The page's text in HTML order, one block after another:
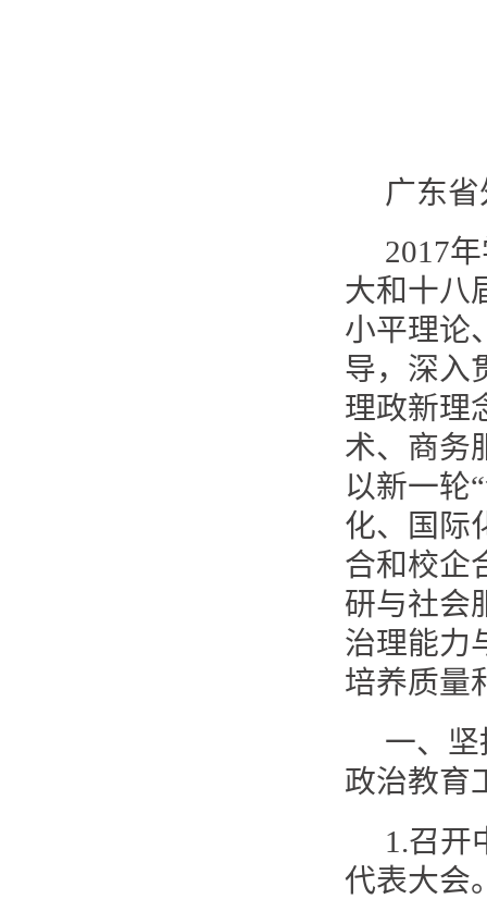
广东
2017
大和十八
小平理论
导，深入
理政新理
术、商务
以新一轮
化、国际
合和校企
研与社会
治理能力
培养质量
一、
政治教育
1.召开
代表大会